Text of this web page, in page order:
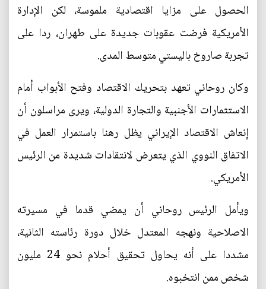
الحصول على مزايا اقتصادية ملموسة، لكن الإدارة
الأمريكية فرضت عقوبات جديدة على طهران، ردا على
تجربة صاروخ باليستي متوسط المدى.
وكان روحاني تعهد بتحريك الاقتصاد وفتح الأبواب أمام
الاستثمارات الأجنبية والتجارة الدولية، ويرى مراسلون أن
إنعاش الاقتصاد الإيراني يظل رهنا باستمرار العمل في
الاتفاق النووي الذي يتعرض لانتقادات شديدة من الرئيس
الأمريكي.
ويأمل الرئيس روحاني أن يمضي قدما في مسيرته
الاصلاحية ونهجه المعتدل خلال دورة رئاسته الثانية،
مشددا على أنه يحاول تحقيق أحلام نحو 24 مليون
شخص ممن انتخبوه.